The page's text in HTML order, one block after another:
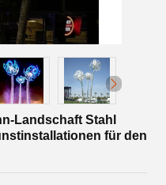
Landschaft Stahl
für den